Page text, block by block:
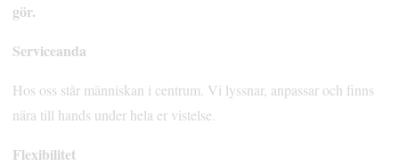
gör.
Serviceanda
Hos oss står människan i centrum. Vi lyssnar, anpassar och finns
nära till hands under hela er vistelse.
Flexibilitet